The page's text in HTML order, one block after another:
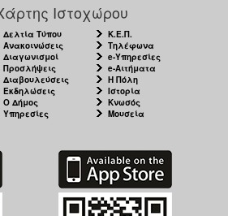
Ιστοχώρου
Δελτία Τύπου
Ανακοινώσεις
Διαγωνισμοί
Προσλήψεις
Διαβουλεύσεις
Εκδηλώσεις
Ο Δήμος
Υπηρεσίες
Κ.Ε.Π.
Τηλέφωνα
e-Υπηρεσίες
e-Αιτήματα
Η Πόλη
Ιστορία
Κνωσός
Μουσεία